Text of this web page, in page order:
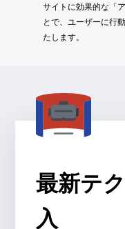
サイトに効果的な「
とで、ユーザーに行
たします。
最新テ
入